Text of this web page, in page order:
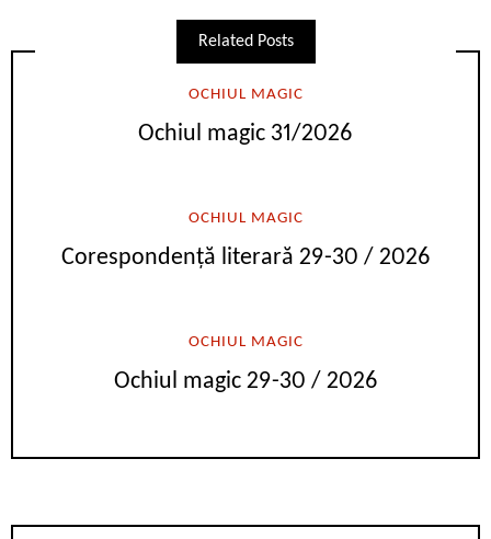
Related Posts
OCHIUL MAGIC
Ochiul magic 31/2026
OCHIUL MAGIC
Corespondență literară 29-30 / 2026
OCHIUL MAGIC
Ochiul magic 29-30 / 2026